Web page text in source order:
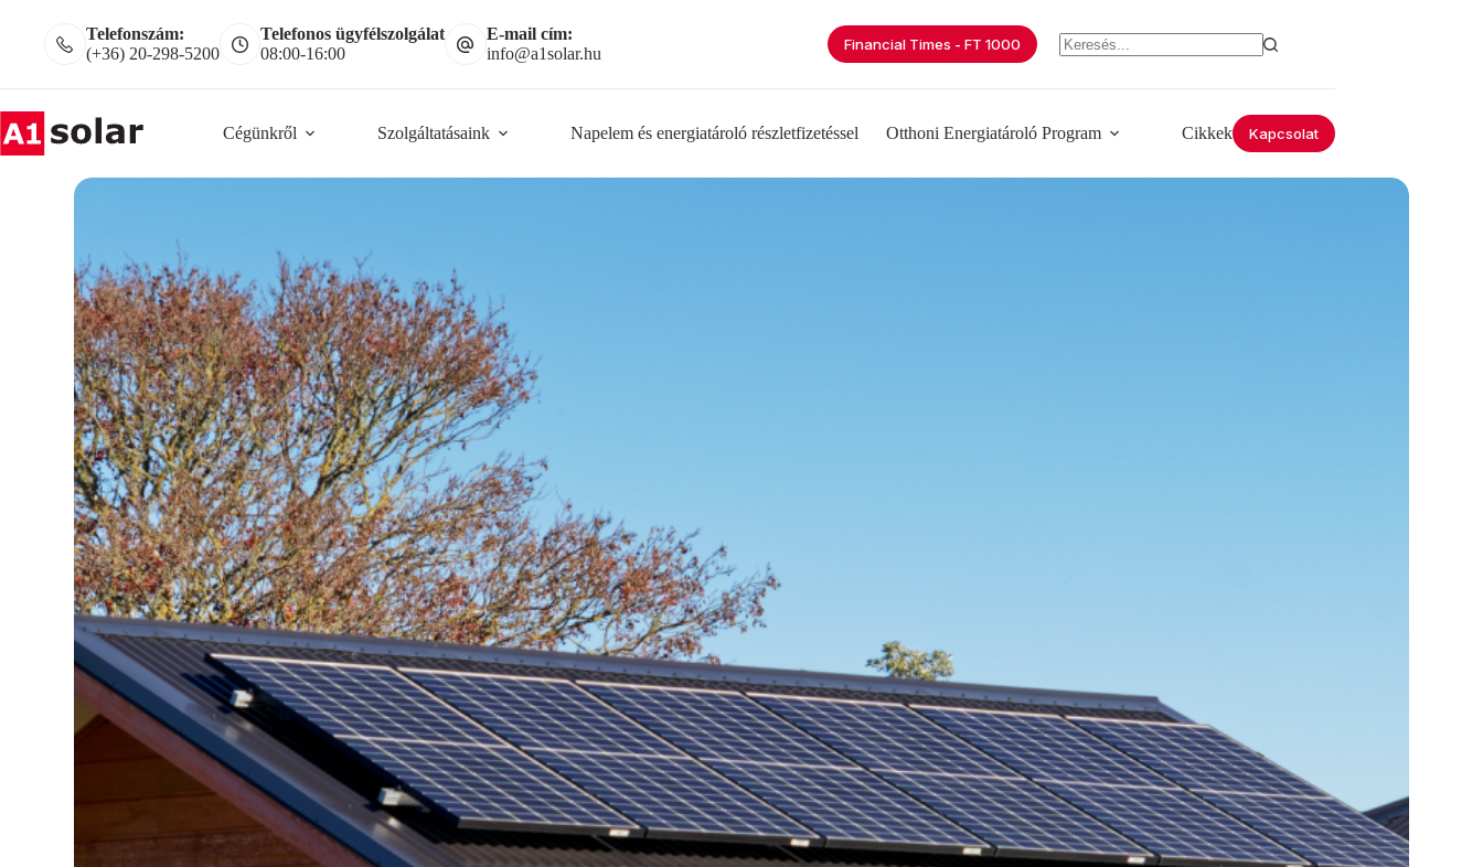
Telefonszám:
(+36) 20-298-5200
Telefonos ügyfélszolgálat
08:00-16:00
E-mail cím:
info@a1solar.hu
Financial Times - FT 1000
Cégünkről Szolgáltatásaink Napelem és energiatároló részletfizetéssel Otthoni Energiatároló Program Cikkek Kapcsolat